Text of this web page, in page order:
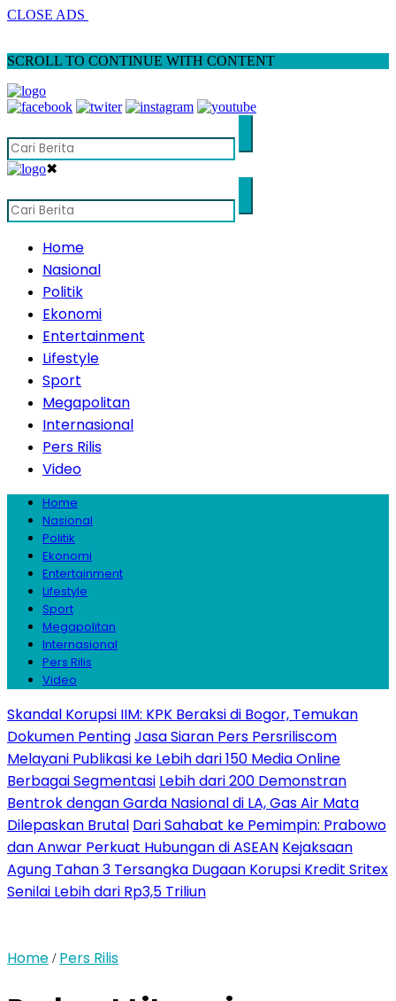
CLOSE ADS
SCROLL TO CONTINUE WITH CONTENT
✖
Home
Nasional
Politik
Ekonomi
Entertainment
Lifestyle
Sport
Megapolitan
Internasional
Pers Rilis
Video
Home
Nasional
Politik
Ekonomi
Entertainment
Lifestyle
Sport
Megapolitan
Internasional
Pers Rilis
Video
Skandal Korupsi IIM: KPK Beraksi di Bogor, Temukan
Dokumen PentingJasa Siaran Pers Persriliscom
Melayani Publikasi ke Lebih dari 150 Media Online
Berbagai Segmentasi Lebih dari 200 Demonstran
Bentrok dengan Garda Nasional di LA, Gas Air Mata
Dilepaskan Brutal Dari Sahabat ke Pemimpin: Prabowo
dan Anwar Perkuat Hubungan di ASEAN Kejaksaan
Agung Tahan 3 Tersangka Dugaan Korupsi Kredit Sritex
Senilai Lebih dari Rp3,5 Triliun
Home / Pers Rilis